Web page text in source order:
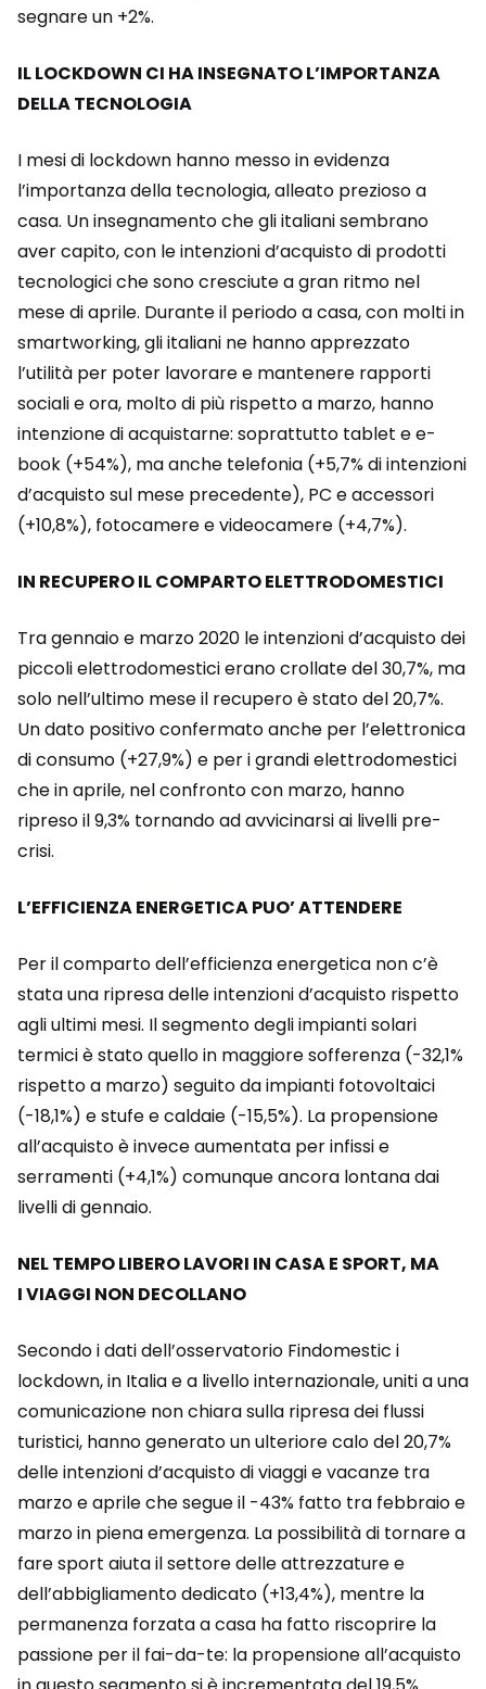
segnare un +2%.
IL LOCKDOWN CI HA INSEGNATO L’IMPORTANZA
DELLA TECNOLOGIA
I mesi di lockdown hanno messo in evidenza
l’importanza della tecnologia, alleato prezioso a
casa. Un insegnamento che gli italiani sembrano
aver capito, con le intenzioni d’acquisto di prodotti
tecnologici che sono cresciute a gran ritmo nel
mese di aprile. Durante il periodo a casa, con molti in
smartworking, gli italiani ne hanno apprezzato
l’utilità per poter lavorare e mantenere rapporti
sociali e ora, molto di più rispetto a marzo, hanno
intenzione di acquistarne: soprattutto tablet e e-
book (+54%), ma anche telefonia (+5,7% di intenzioni
d’acquisto sul mese precedente), PC e accessori
(+10,8%), fotocamere e videocamere (+4,7%).
IN RECUPERO IL COMPARTO ELETTRODOMESTICI
Tra gennaio e marzo 2020 le intenzioni d’acquisto dei
piccoli elettrodomestici erano crollate del 30,7%, ma
solo nell’ultimo mese il recupero è stato del 20,7%.
Un dato positivo confermato anche per l’elettronica
di consumo (+27,9%) e per i grandi elettrodomestici
che in aprile, nel confronto con marzo, hanno
ripreso il 9,3% tornando ad avvicinarsi ai livelli pre-
crisi.
L’EFFICIENZA ENERGETICA PUO’ ATTENDERE
Per il comparto dell’efficienza energetica non c’è
stata una ripresa delle intenzioni d’acquisto rispetto
agli ultimi mesi. Il segmento degli impianti solari
termici è stato quello in maggiore sofferenza (-32,1%
rispetto a marzo) seguito da impianti fotovoltaici
(-18,1%) e stufe e caldaie (-15,5%). La propensione
all’acquisto è invece aumentata per infissi e
serramenti (+4,1%) comunque ancora lontana dai
livelli di gennaio.
NEL TEMPO LIBERO LAVORI IN CASA E SPORT, MA
I VIAGGI NON DECOLLANO
Secondo i dati dell’osservatorio Findomestic i
lockdown, in Italia e a livello internazionale, uniti a una
comunicazione non chiara sulla ripresa dei flussi
turistici, hanno generato un ulteriore calo del 20,7%
delle intenzioni d’acquisto di viaggi e vacanze tra
marzo e aprile che segue il -43% fatto tra febbraio e
marzo in piena emergenza. La possibilità di tornare a
fare sport aiuta il settore delle attrezzature e
dell’abbigliamento dedicato (+13,4%), mentre la
permanenza forzata a casa ha fatto riscoprire la
passione per il fai-da-te: la propensione all’acquisto